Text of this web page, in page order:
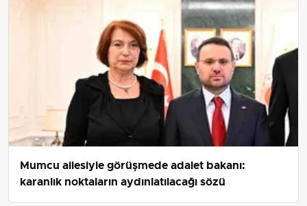
Mumcu ailesiyle görüşmede adalet bakanı:
karanlık noktaların aydınlatılacağı sözü